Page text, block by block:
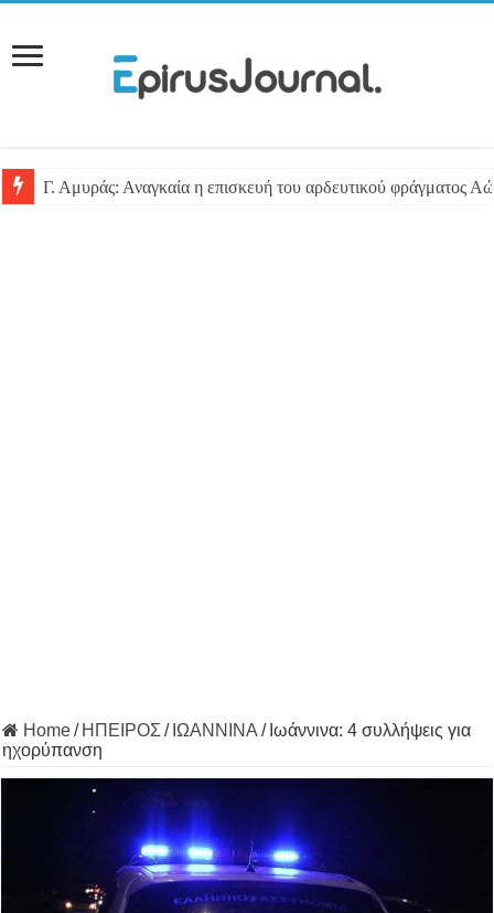
Γ. Αμυράς: Αναγκαία η επισκευή του αρδευτικού φράγματος
Home/ ΗΠΕΙΡΟΣ / ΙΩΑΝΝΙΝΑ / Ιωάννινα: 4 συλλήψεις για
ηχορύπανση